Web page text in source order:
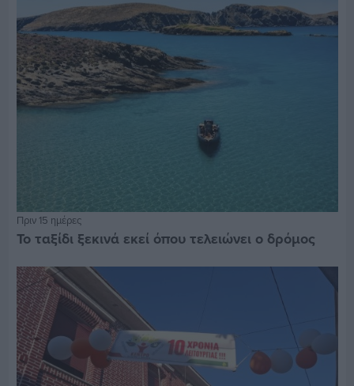
Πριν 15 ημέρες
Το ταξίδι ξεκινά εκεί όπου τελειώνει ο δρόμος